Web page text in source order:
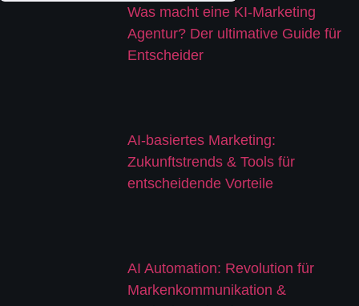
Was macht eine KI-Marketing
Agentur? Der ultimative Guide für
Entscheider
AI-basiertes Marketing:
Zukunftstrends & Tools für
entscheidende Vorteile
AI Automation: Revolution für
Markenkommunikation &